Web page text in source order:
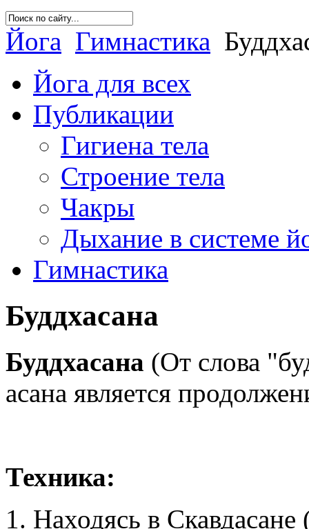
Йога Гимнастика
Йога для всех
Публикации
Гигиена тела
Строение тела
Чакры
Дыхание в системе
Гимнастика
Буддхасана
Буддхасана (От слова
асана является
Техника:
1. Находясь в